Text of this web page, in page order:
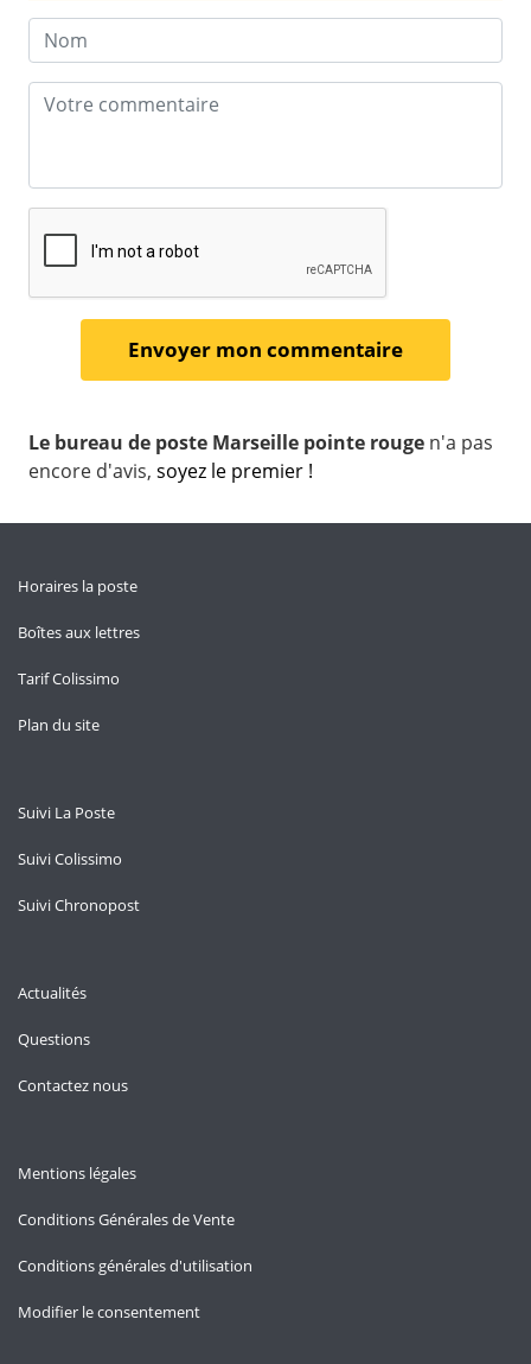
Le bureau de poste Marseille pointe rouge n'a pas
encore d'avis, soyez le premier !
Horaires la poste
Boîtes aux lettres
Tarif Colissimo
Plan du site
Suivi La Poste
Suivi Colissimo
Suivi Chronopost
Actualités
Questions
Contactez nous
Mentions légales
Conditions Générales de Vente
Conditions générales d'utilisation
Modifier le consentement